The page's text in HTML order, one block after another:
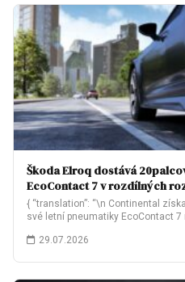
Škoda Elroq dostává
EcoContact 7 v rozdílných
{ “translation”: “\n Continental
své letní pneumatiky EcoContact 7
29.07.2026